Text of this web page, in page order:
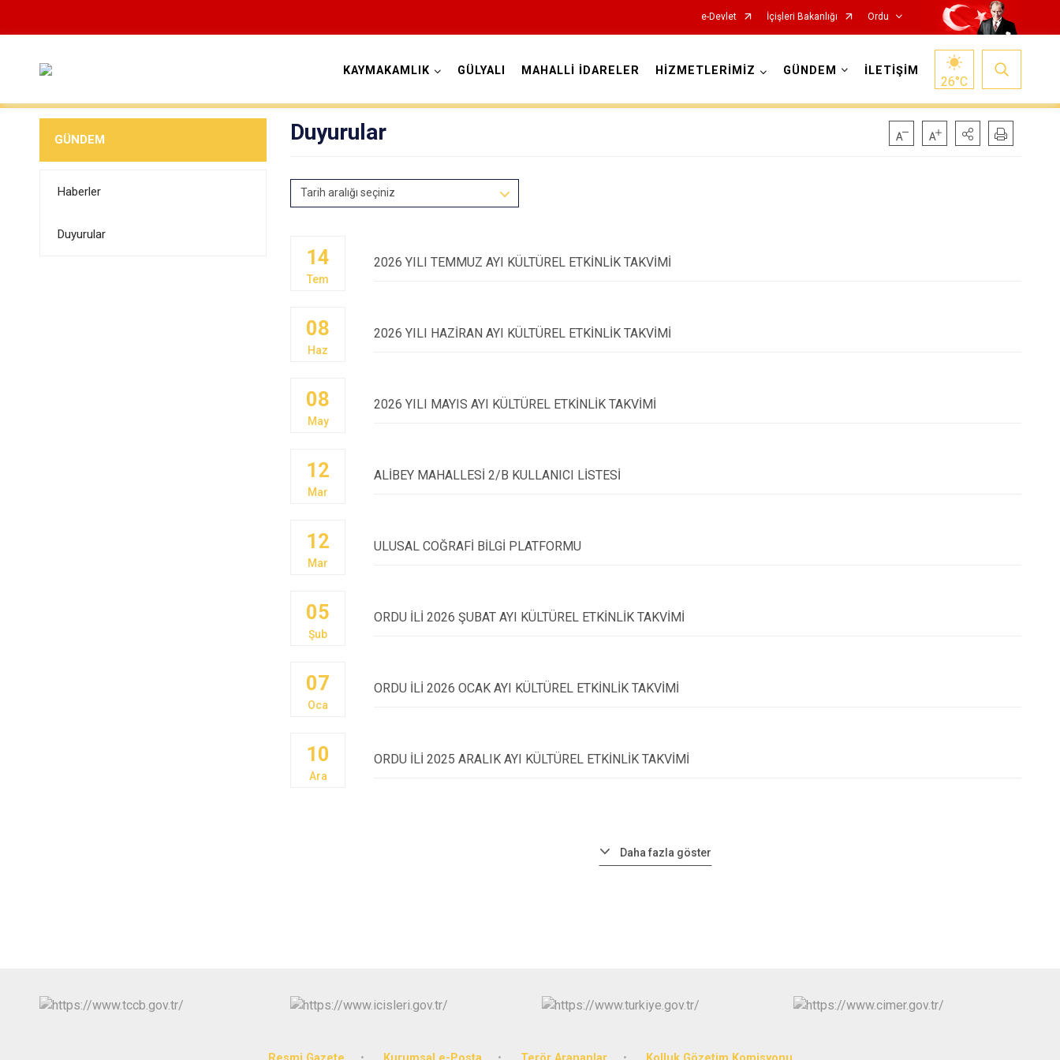
e-Devlet İçişleri Bakanlığı Ordu
Çamaş
Fatsa
Gülyalı
KAYMAKAMLIK GÜLYALI MAHALLİ İDARELER HİZMETLERİMİZ GÜNDEM İLETİŞİM
26°C
GÜNDEM
Haberler
Duyurular
Duyurular
Tarih aralığı seçiniz
14
Tem
2026 YILI TEMMUZ AYI KÜLTÜREL ETKİNLİK TAKVİMİ
08
Haz
2026 YILI HAZİRAN AYI KÜLTÜREL ETKİNLİK TAKVİMİ
08
May
2026 YILI MAYIS AYI KÜLTÜREL ETKİNLİK TAKVİMİ
12
Mar
ALİBEY MAHALLESİ 2/B KULLANICI LİSTESİ
12
Mar
ULUSAL COĞRAFİ BİLGİ PLATFORMU
05
Şub
ORDU İLİ 2026 ŞUBAT AYI KÜLTÜREL ETKİNLİK TAKVİMİ
07
Oca
ORDU İLİ 2026 OCAK AYI KÜLTÜREL ETKİNLİK TAKVİMİ
10
Ara
ORDU İLİ 2025 ARALIK AYI KÜLTÜREL ETKİNLİK TAKVİMİ
Daha fazla göster